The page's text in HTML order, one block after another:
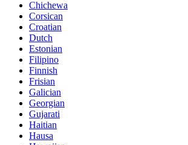
Chichewa
Corsican
Croatian
Dutch
Estonian
Filipino
Finnish
Frisian
Galician
Georgian
Gujarati
Haitian
Hausa